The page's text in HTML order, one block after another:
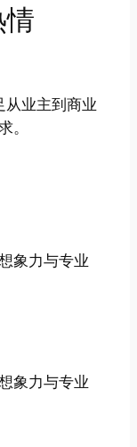
从业主到商业
。
象力与专业
象力与专业